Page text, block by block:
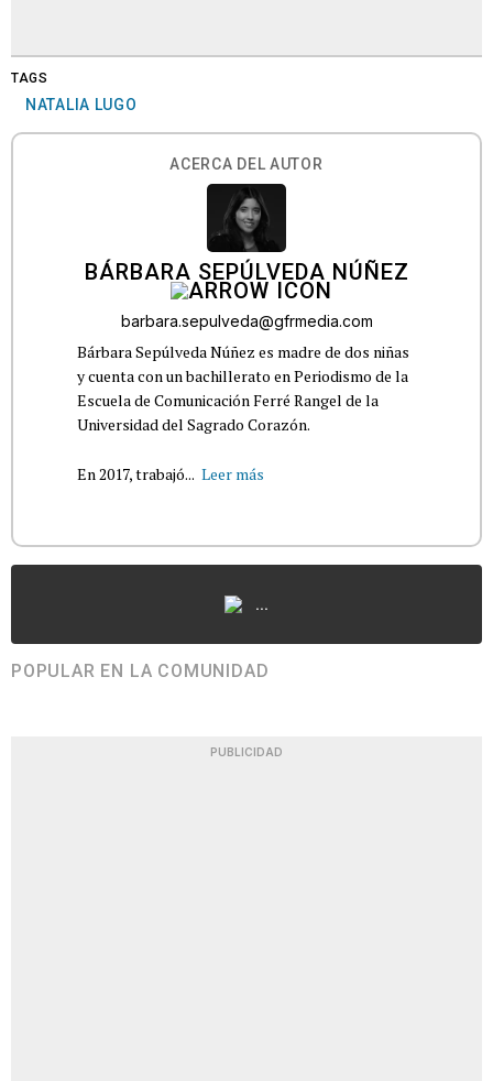
TAGS
NATALIA LUGO
ACERCA DEL AUTOR
BÁRBARA SEPÚLVEDA NÚÑEZ
barbara.sepulveda@gfrmedia.com
Bárbara Sepúlveda Núñez es madre de dos niñas
y cuenta con un bachillerato en Periodismo de la
Escuela de Comunicación Ferré Rangel de la
Universidad del Sagrado Corazón.
En 2017, trabajó... Leer más
...
POPULAR EN LA COMUNIDAD
PUBLICIDAD